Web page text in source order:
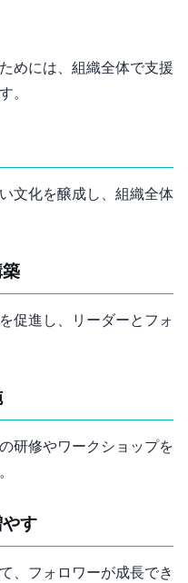
めには、組織全体で支援
。
文化を醸成し、組織全体
促進し、リーダーとフォ
研修やワークショップを
す
、フォロワーが成長でき